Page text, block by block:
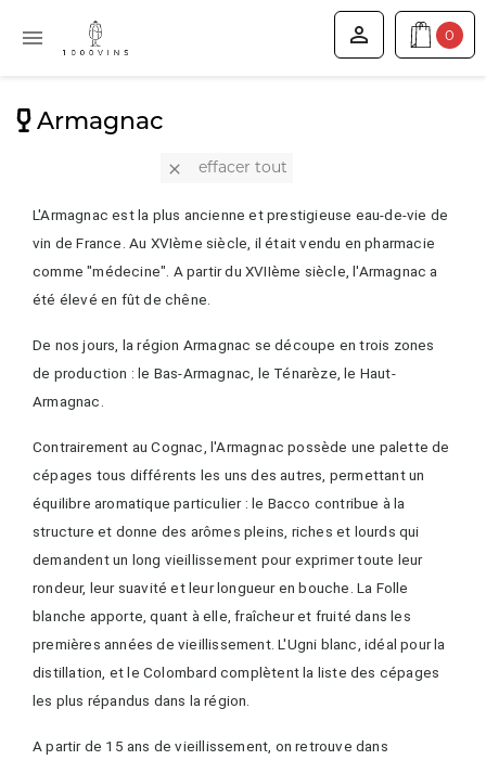
 0

Armagnac
 effacer tout
L'Armagnac est la plus ancienne et prestigieuse eau-de-vie de
vin de France. Au XVIème siècle, il était vendu en pharmacie
comme "médecine". A partir du XVIIème siècle, l'Armagnac a
été élevé en fût de chêne.
De nos jours, la région Armagnac se découpe en trois zones
de production : le Bas-Armagnac, le Ténarèze, le Haut-
Armagnac.
Contrairement au Cognac, l'Armagnac possède une palette de
cépages tous différents les uns des autres, permettant un
équilibre aromatique particulier : le Bacco contribue à la
structure et donne des arômes pleins, riches et lourds qui
demandent un long vieillissement pour exprimer toute leur
rondeur, leur suavité et leur longueur en bouche. La Folle
blanche apporte, quant à elle, fraîcheur et fruité dans les
premières années de vieillissement. L'Ugni blanc, idéal pour la
distillation, et le Colombard complètent la liste des cépages
les plus répandus dans la région.
A partir de 15 ans de vieillissement, on retrouve dans